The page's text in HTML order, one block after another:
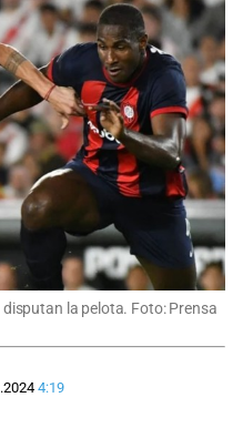
la pelota. Foto: Prensa
4:19